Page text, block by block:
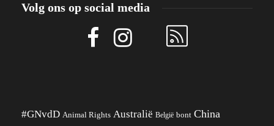
Volg ons op social media
#GNvdD Animal Rights Australië België bont China